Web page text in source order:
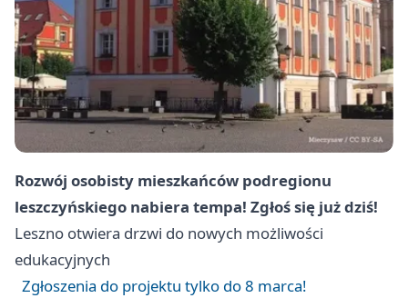
Rozwój osobisty mieszkańców podregionu
leszczyńskiego nabiera tempa! Zgłoś się już dziś!
Leszno otwiera drzwi do nowych możliwości
edukacyjnych
Zgłoszenia do projektu tylko do 8 marca!